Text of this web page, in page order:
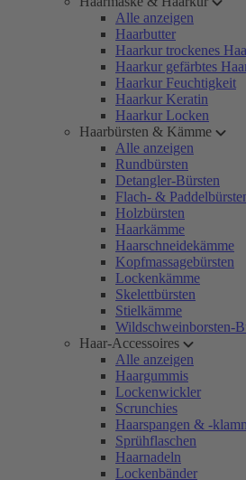
Alle anzeigen
Haarbutter
Haarkur trockenes
Haarkur gefärbtes
Haarkur Feuchtigkeit
Haarkur Keratin
Haarkur Locken
Haarbürsten & Kämme
Alle anzeigen
Rundbürsten
Detangler-Bürsten
Flach- &
Holzbürsten
Haarkämme
Haarschneidekämme
Kopfmassagebürsten
Lockenkämme
Skelettbürsten
Stielkämme
Wildschweinborsten-
Haar-Accessoires
Alle anzeigen
Haargummis
Lockenwickler
Scrunchies
Haarspangen & -
Sprühflaschen
Haarnadeln
Lockenbänder